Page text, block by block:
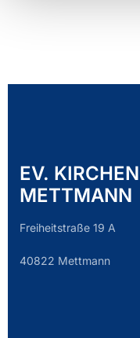
EV.
METTMANN
Freiheitstraße 19 A
40822 Mettmann